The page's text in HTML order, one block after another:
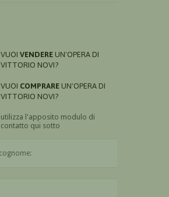
VUOI VENDERE UN'OPERA DI
VITTORIO NOVI?
VUOI COMPRARE UN'OPERA DI
VITTORIO NOVI?
utilizza l'apposito modulo di
contatto qui sotto